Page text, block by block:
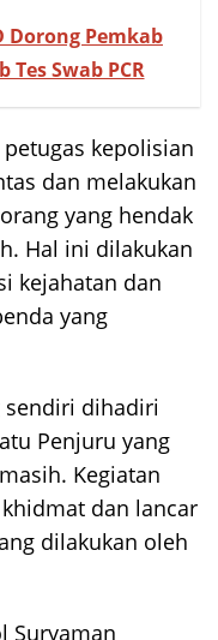
Dorong Pemkab
Swab PCR
kepolisian
dan melakukan
yang hendak
Hal ini dilakukan
kejahatan dan
yang
sendiri dihadiri
Penjuru yang
Kegiatan
dan lancar
dilakukan oleh
Suryaman